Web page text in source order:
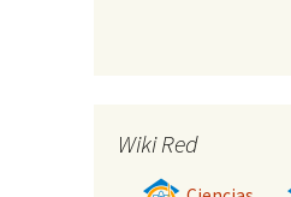
Wiki Red